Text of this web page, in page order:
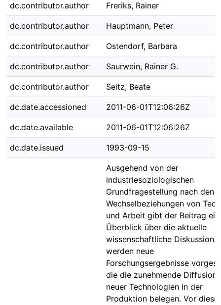
dc.contributor.author Freriks, Rainer
dc.contributor.author Hauptmann, Peter
dc.contributor.author Ostendorf, Barbara
dc.contributor.author Saurwein, Rainer G.
dc.contributor.author Seitz, Beate
dc.date.accessioned 2011-06-01T12:06:26Z
dc.date.available 2011-06-01T12:06:26Z
dc.date.issued 1993-09-15
Ausgehend von der
industriesoziologischen
Grundfragestellung nach den
Wechselbeziehungen von
und Arbeit gibt der Beitrag
Überblick über die aktuelle
wissenschaftliche Diskussion.
werden neue
Forschungsergebnisse
die die zunehmende Diffusion
neuer Technologien in der
Produktion belegen. Vor